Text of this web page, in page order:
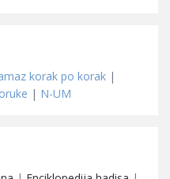
korak po korak |
| N-UM